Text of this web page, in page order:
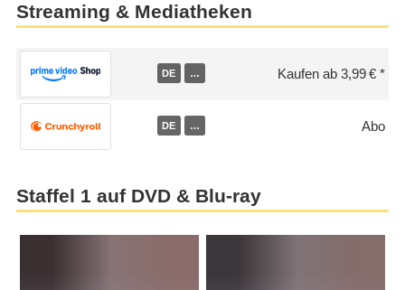
Streaming & Mediatheken
DE … Kaufen ab 3,99 €
DE … Abo
Staffel 1 auf DVD & Blu-ray